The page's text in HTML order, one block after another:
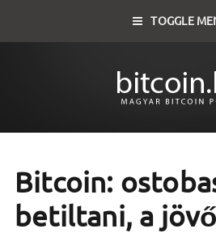
TOGGLE
Bitcoin:
betiltani, a